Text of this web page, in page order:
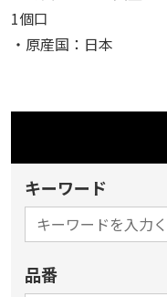
1個口
・原産国：日本
キーワード
品番